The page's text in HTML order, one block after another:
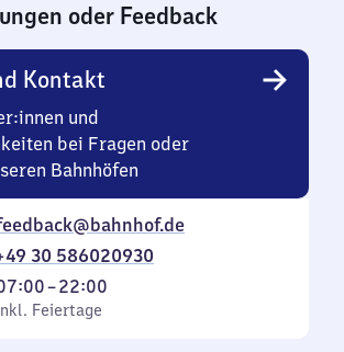
oder Feedback
Kontakt
und
bei Fragen oder
Bahnhöfen
30 586020930
–22:00
Feiertage